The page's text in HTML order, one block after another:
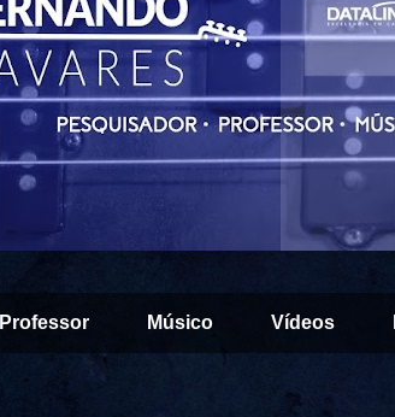
Professor Músico Vídeos